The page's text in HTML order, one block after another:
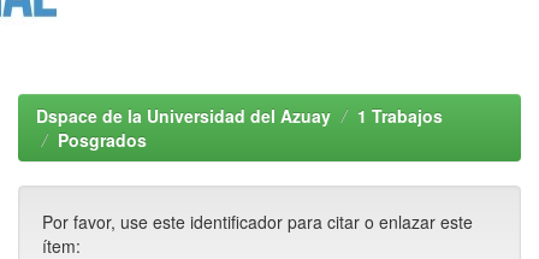
Dspace de la Universidad del Azuay
1 Trabajos
Posgrados
Por favor, use este identificador para citar o enlazar este
ítem: